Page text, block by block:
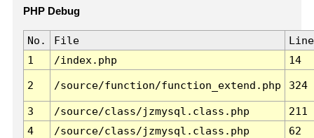
PHP Debug
No. File
Line
1
/index.php 14
2 /source/function/function_extend.php 324
3 /source/class/jzmysql.class.php
211
4
/source/class/jzmysql.class.php
62